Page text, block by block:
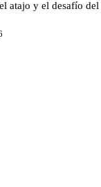
atajo y el desafío del